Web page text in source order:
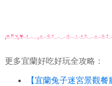
更多宜蘭好吃好玩全攻略：
【宜蘭兔子迷宮景觀